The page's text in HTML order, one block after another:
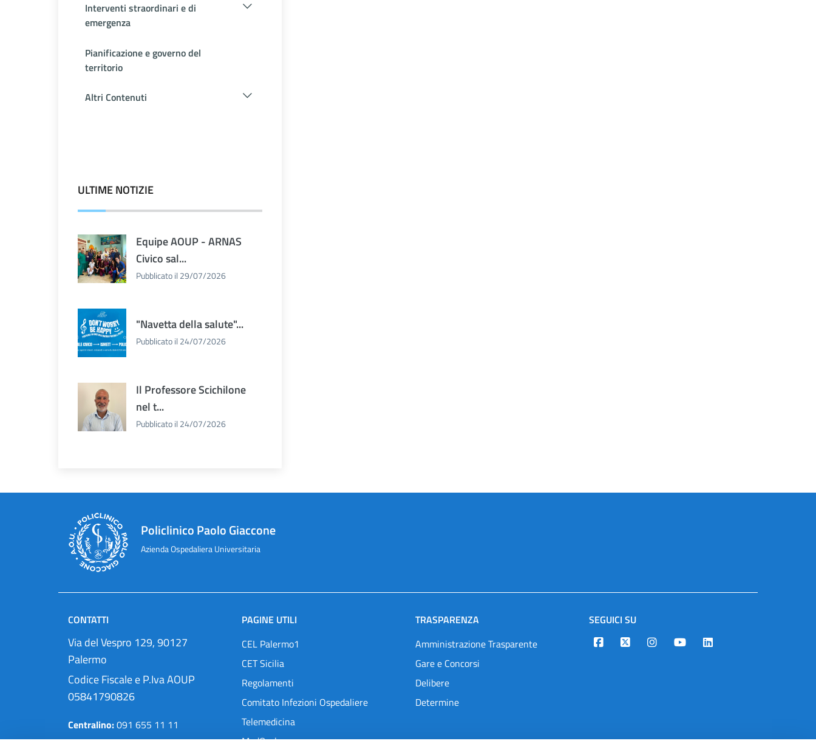
Interventi straordinari e di
emergenza
Pianificazione e governo del
territorio
Altri Contenuti
ULTIME NOTIZIE
Equipe AOUP - ARNAS
Civico sal...
Pubblicato il 29/07/2026
"Navetta della salute"...
Pubblicato il 24/07/2026
Il Professore Scichilone
nel t...
Pubblicato il 24/07/2026
Policlinico Paolo Giaccone
Azienda Ospedaliera Universitaria
CONTATTI
Via del Vespro 129, 90127
Palermo
Codice Fiscale e P.Iva AOUP
05841790826
Centralino:091 655 11 11
Pec:protocollo@cert.policlinico.pa.it
PAGINE UTILI
CEL Palermo1
CET Sicilia
Regolamenti
Comitato Infezioni Ospedaliere
Telemedicina
MedOral
TRASPARENZA
Amministrazione Trasparente
Gare e Concorsi
Delibere
Determine
SEGUICI SU
Designers Italia
TwitterInstagramYoutubeLinkedin